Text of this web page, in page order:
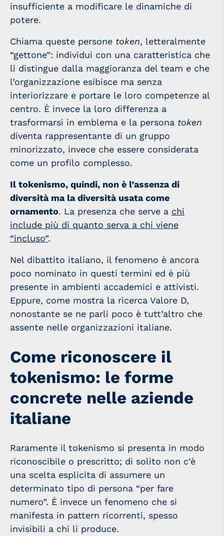
insufficiente a modificare le dinamiche di
potere.
Chiama queste persone token, letteralmente
“gettone”: individui con una caratteristica che
li distingue dalla maggioranza del team e che
l’organizzazione esibisce ma senza
interiorizzare e portare le loro competenze al
centro. È invece la loro differenza a
trasformarsi in emblema e la persona token
diventa rappresentante di un gruppo
minorizzato, invece che essere considerata
come un profilo complesso.
Il tokenismo, quindi, non è l’assenza di
diversità ma la diversità usata come
ornamento. La presenza che serve a chi
include più di quanto serva a chi viene
“incluso”.
Nel dibattito italiano, il fenomeno è ancora
poco nominato in questi termini ed è più
presente in ambienti accademici e attivisti.
Eppure, come mostra la ricerca Valore D,
nonostante se ne parli poco è tutt’altro che
assente nelle organizzazioni italiane.
Come riconoscere il
tokenismo: le forme
concrete nelle aziende
italiane
Raramente il tokenismo si presenta in modo
riconoscibile o prescritto; di solito non c’è
una scelta esplicita di assumere un
determinato tipo di persona “per fare
numero”. È invece un fenomeno che si
manifesta in pattern ricorrenti, spesso
invisibili a chi li produce.